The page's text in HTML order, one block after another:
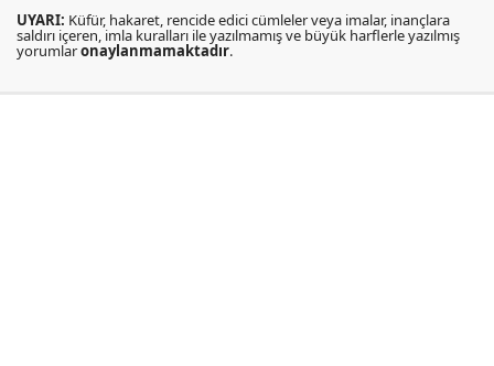
UYARI: Küfür, hakaret, rencide edici cümleler veya imalar, inançlara
saldırı içeren, imla kuralları ile yazılmamış ve büyük harflerle yazılmış
yorumlaronaylanmamaktadır.